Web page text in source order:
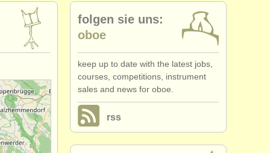
folgen sie uns:
oboe
keep up to date with the latest jobs,
courses, competitions, instrument
sales and news for oboe.
rss